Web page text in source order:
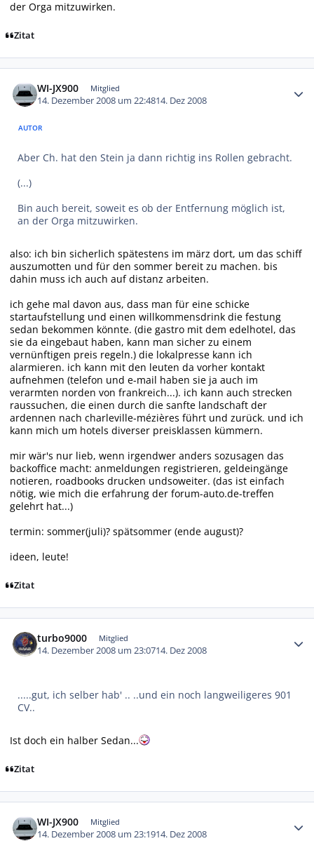
der Orga mitzuwirken.
Zitat
WI-JX900 Mitglied
14. Dezember 2008 um 22:4814. Dez 2008
AUTOR
Aber Ch. hat den Stein ja dann richtig ins Rollen gebracht.
(...)
Bin auch bereit, soweit es ob der Entfernung möglich ist,
an der Orga mitzuwirken.
also: ich bin sicherlich spätestens im märz dort, um das schiff
auszumotten und für den sommer bereit zu machen. bis
dahin muss ich auch auf distanz arbeiten.
ich gehe mal davon aus, dass man für eine schicke
startaufstellung und einen willkommensdrink die festung
sedan bekommen könnte. (die gastro mit dem edelhotel, das
sie da eingebaut haben, kann man sicher zu einem
vernünftigen preis regeln.) die lokalpresse kann ich
alarmieren. ich kann mit den leuten da vorher kontakt
aufnehmen (telefon und e-mail haben sie ja auch im
verarmten norden von frankreich...). ich kann auch strecken
raussuchen, die einen durch die sanfte landschaft der
ardennen nach charleville-mézières führt und zurück. und ich
kann mich um hotels diverser preisklassen kümmern.
mir wär's nur lieb, wenn irgendwer anders sozusagen das
backoffice macht: anmeldungen registrieren, geldeingänge
notieren, roadbooks drucken undsoweiter. (das ist einfach
nötig, wie mich die erfahrung der forum-auto.de-treffen
gelehrt hat...)
termin: sommer(juli)? spätsommer (ende august)?
ideen, leute!
Zitat
turbo9000 Mitglied
14. Dezember 2008 um 23:0714. Dez 2008
.....gut, ich selber hab' .. ..und ein noch langweiligeres 901
CV..
Ist doch ein halber Sedan...
Zitat
WI-JX900 Mitglied
14. Dezember 2008 um 23:1914. Dez 2008